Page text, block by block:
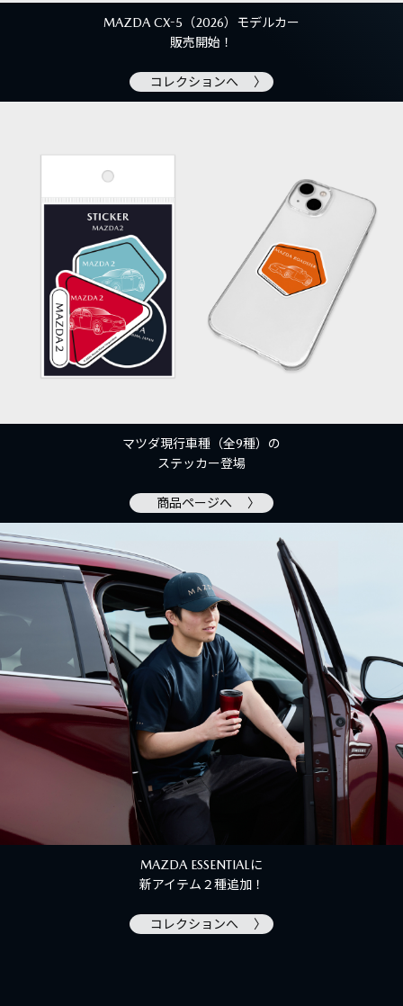
MAZDA CX-5（2026）モデルカー
販売開始！
コレクションへ 〉
マツダ現行車種（全9種）の
ステッカー登場
商品ページへ 〉
MAZDA ESSENTIALに
新アイテム２種追加！
コレクションへ 〉